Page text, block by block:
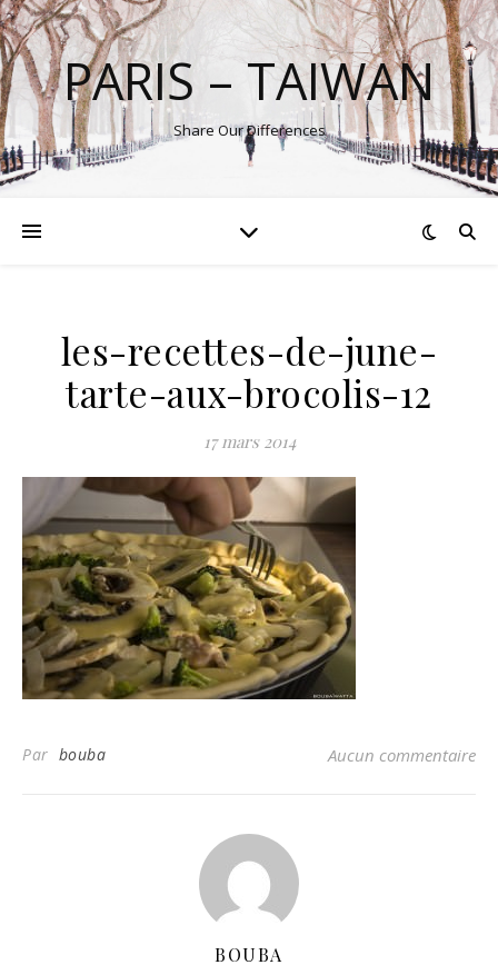
PARIS – TAIWAN
Share Our Differences
les-recettes-de-june-
tarte-aux-brocolis-12
17 mars 2014
Par bouba Aucun commentaire
BOUBA